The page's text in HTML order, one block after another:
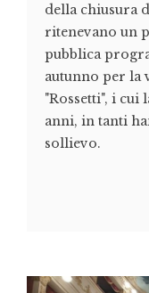
della chiusura
ritenevano un
pubblica
autunno per la
"Rossetti", i cui
anni, in tanti
sollievo.